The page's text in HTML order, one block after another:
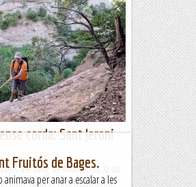
corda: Sant Jeroni
del Blog de Muntanya, fa un
llibre amb el títol Montserrat,
Fruitós de Bages.
per anar a escalar a les